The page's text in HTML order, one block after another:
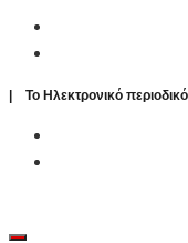
| To Ηλεκτρονικό